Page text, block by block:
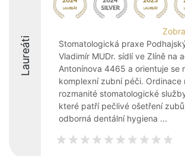
Laureáti
Stomatologická praxe
Vladimír MUDr. sídlí ve Zlíně na
Antonínova 4465 a orientuje se
komplexní zubní péči. Ordinace
rozmanité stomatologické
které patří pečlivé ošetření
odborná dentální hygiena ...